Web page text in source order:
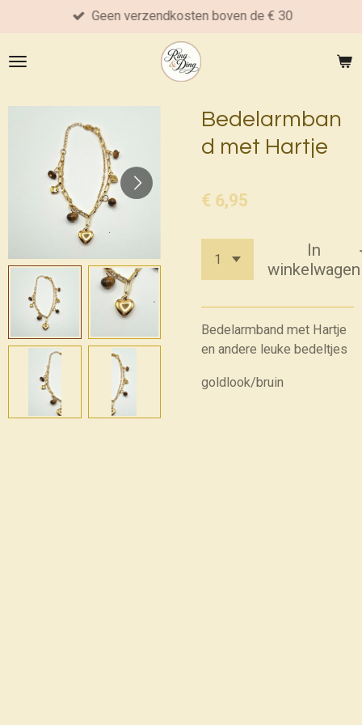
naar
Geen verzendkosten boven de € 30
Bedelarmban
d met Hartje
€ 6,95
In
winkelwagen
Bedelarmband met Hartje
en andere leuke bedeltjes
goldlook/bruin